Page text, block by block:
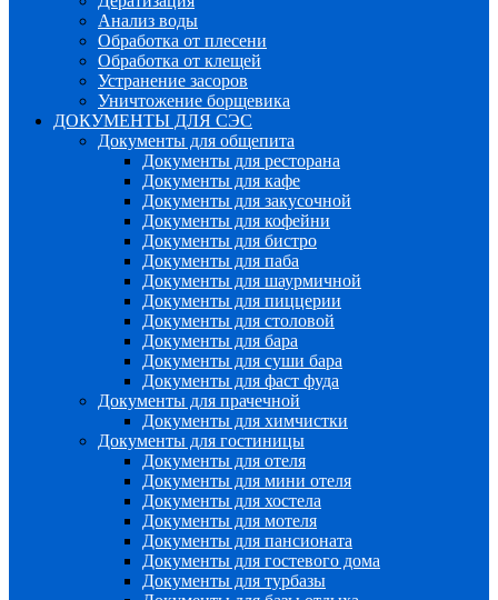
Анализ воды
Обработка от плесени
Обработка от клещей
Устранение засоров
Уничтожение борщевика
ДОКУМЕНТЫ ДЛЯ СЭС
Документы для общепита
Документы для ресторана
Документы для кафе
Документы для закусочной
Документы для кофейни
Документы для бистро
Документы для паба
Документы для шаурмичной
Документы для пиццерии
Документы для столовой
Документы для бара
Документы для суши бара
Документы для фаст фуда
Документы для прачечной
Документы для химчистки
Документы для гостиницы
Документы для отеля
Документы для мини отеля
Документы для хостела
Документы для мотеля
Документы для пансионата
Документы для гостевого дома
Документы для турбазы